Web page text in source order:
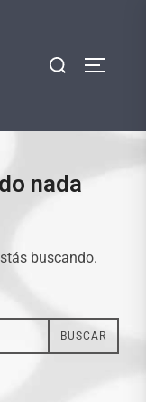
Buscar:
nada
buscando.
BUSCAR